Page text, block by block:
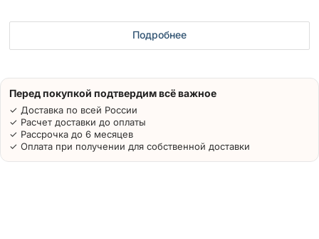
Подробнее
Перед покупкой подтвердим всё важное
✓ Доставка по всей России
✓ Расчет доставки до оплаты
✓ Рассрочка до 6 месяцев
✓ Оплата при получении для собственной доставки